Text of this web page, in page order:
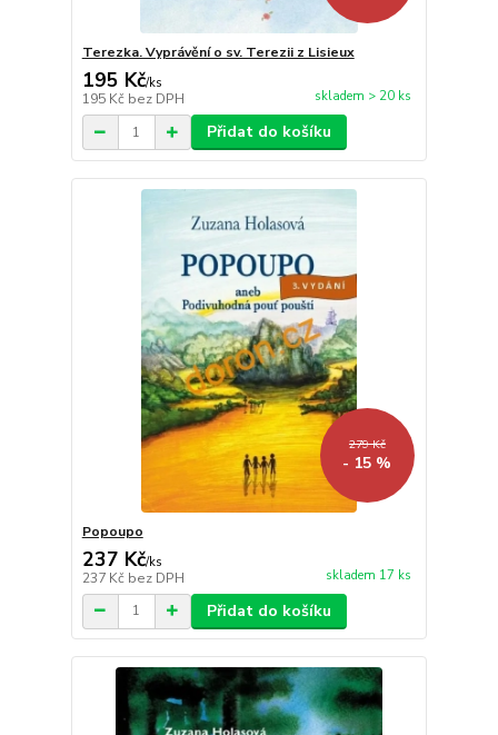
Terezka. Vyprávění o sv. Terezii z Lisieux
195 Kč/ks
195 Kč bez DPH skladem > 20 ks
Přidat do košíku
279 Kč
- 15 %
Popoupo
237 Kč/ks
237 Kč bez DPH skladem 17 ks
Přidat do košíku